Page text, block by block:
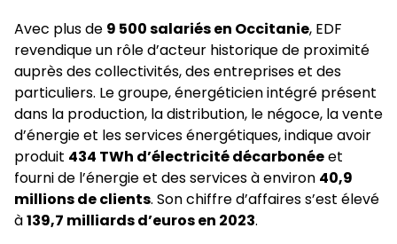
Avec plus de 9 500 salariés en Occitanie, EDF
revendique un rôle d’acteur historique de proximité
auprès des collectivités, des entreprises et des
particuliers. Le groupe, énergéticien intégré présent
dans la production, la distribution, le négoce, la vente
d’énergie et les services énergétiques, indique avoir
produit 434 TWh d’électricité décarbonéeet
fourni de l’énergie et des services à environ 40,9
millions de clients. Son chiffre d’affaires s’est élevé
à139,7 milliards d’euros en 2023.